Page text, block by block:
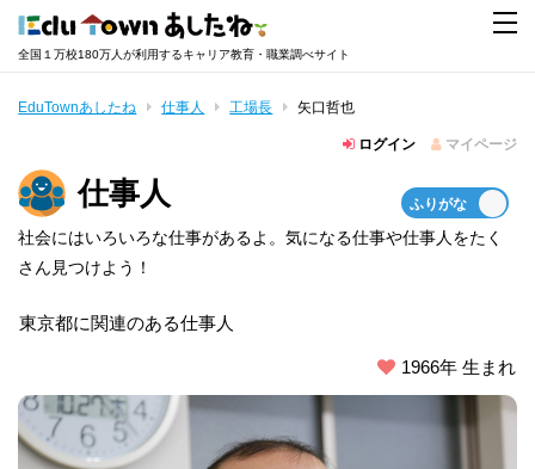
全国１万校180万人が利用するキャリア教育・職業調べサイト
EduTownあしたね 仕事人 工場長 矢口哲也
ログイン マイページ
仕事人
社会にはいろいろな仕事があるよ。気になる仕事や仕事人をたく
さん見つけよう！
東京都に関連のある仕事人
1966年 生まれ